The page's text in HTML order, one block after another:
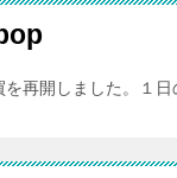
再開しました。１日